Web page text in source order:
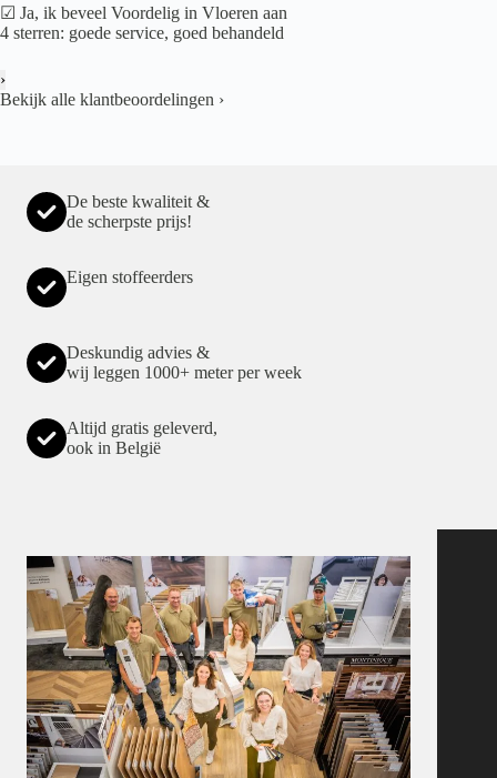
☑ Ja, ik beveel Voordelig in Vloeren aan
4 sterren: goede service, goed behandeld
›
Bekijk alle klantbeoordelingen ›
De beste kwaliteit &
de scherpste prijs!
Eigen stoffeerders
Deskundig advies &
wij leggen 1000+ meter per week
Altijd gratis geleverd,
ook in België